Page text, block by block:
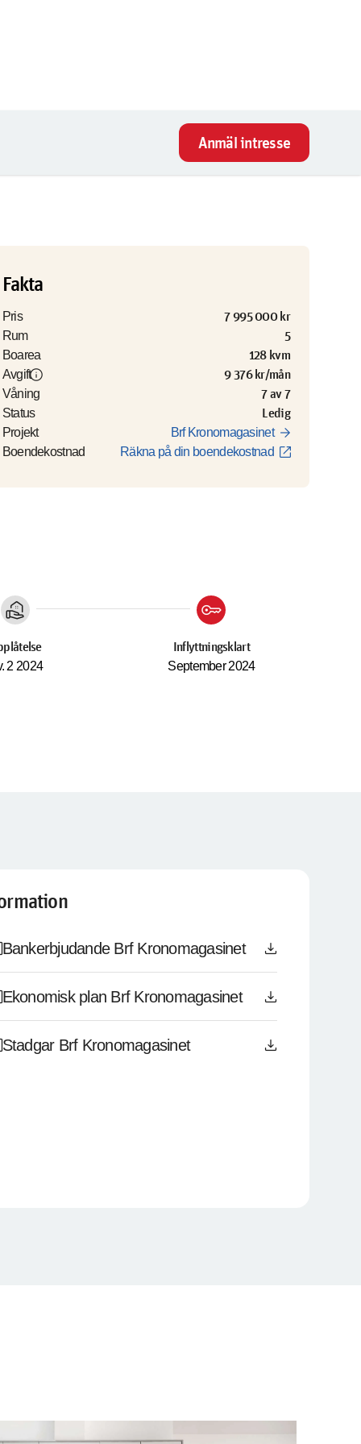
Anmäl intresse
Fakta
Pris 7 995 000 kr
Rum 5
Boarea 128 kvm
Avgiftinfo 9 376 kr/mån
Våning 7 av 7
Status Ledig
Projekt Brf Kronomagasinet arrow_forward
Boendekostnad Räkna på din boendekostnad open_in_new
real_estate_agent
2 2024
key
Inflyttningsklart
September 2024
Bankerbjudande Brf Kronomagasinet download
Ekonomisk plan Brf Kronomagasinet download
Stadgar Brf Kronomagasinet download